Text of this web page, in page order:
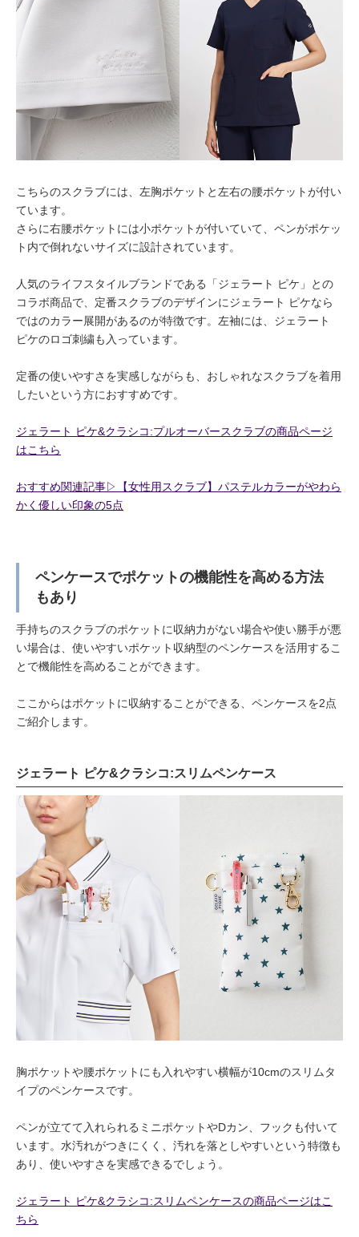
こちらのスクラブには、左胸ポケットと左右の腰ポケットが付い
ています。
さらに右腰ポケットには小ポケットが付いていて、ペンがポケッ
ト内で倒れないサイズに設計されています。
人気のライフスタイルブランドである「ジェラート ピケ」との
コラボ商品で、定番スクラブのデザインにジェラート ピケなら
ではのカラー展開があるのが特徴です。左袖には、ジェラート
ピケのロゴ刺繍も入っています。
定番の使いやすさを実感しながらも、おしゃれなスクラブを着用
したいという方におすすめです。
ジェラート ピケ&クラシコ:プルオーバースクラブの商品ページ
はこちら
おすすめ関連記事▷【女性用スクラブ】パステルカラーがやわら
かく優しい印象の5点
ペンケースでポケットの機能性を高める方法
もあり
手持ちのスクラブのポケットに収納力がない場合や使い勝手が悪
い場合は、使いやすいポケット収納型のペンケースを活用するこ
とで機能性を高めることができます。
ここからはポケットに収納することができる、ペンケースを2点
ご紹介します。
ジェラート ピケ&クラシコ:スリムペンケース
胸ポケットや腰ポケットにも入れやすい横幅が10cmのスリムタ
イプのペンケースです。
ペンが立てて入れられるミニポケットやDカン、フックも付いて
います。水汚れがつきにくく、汚れを落としやすいという特徴も
あり、使いやすさを実感できるでしょう。
ジェラート ピケ&クラシコ:スリムペンケースの商品ページはこ
ちら